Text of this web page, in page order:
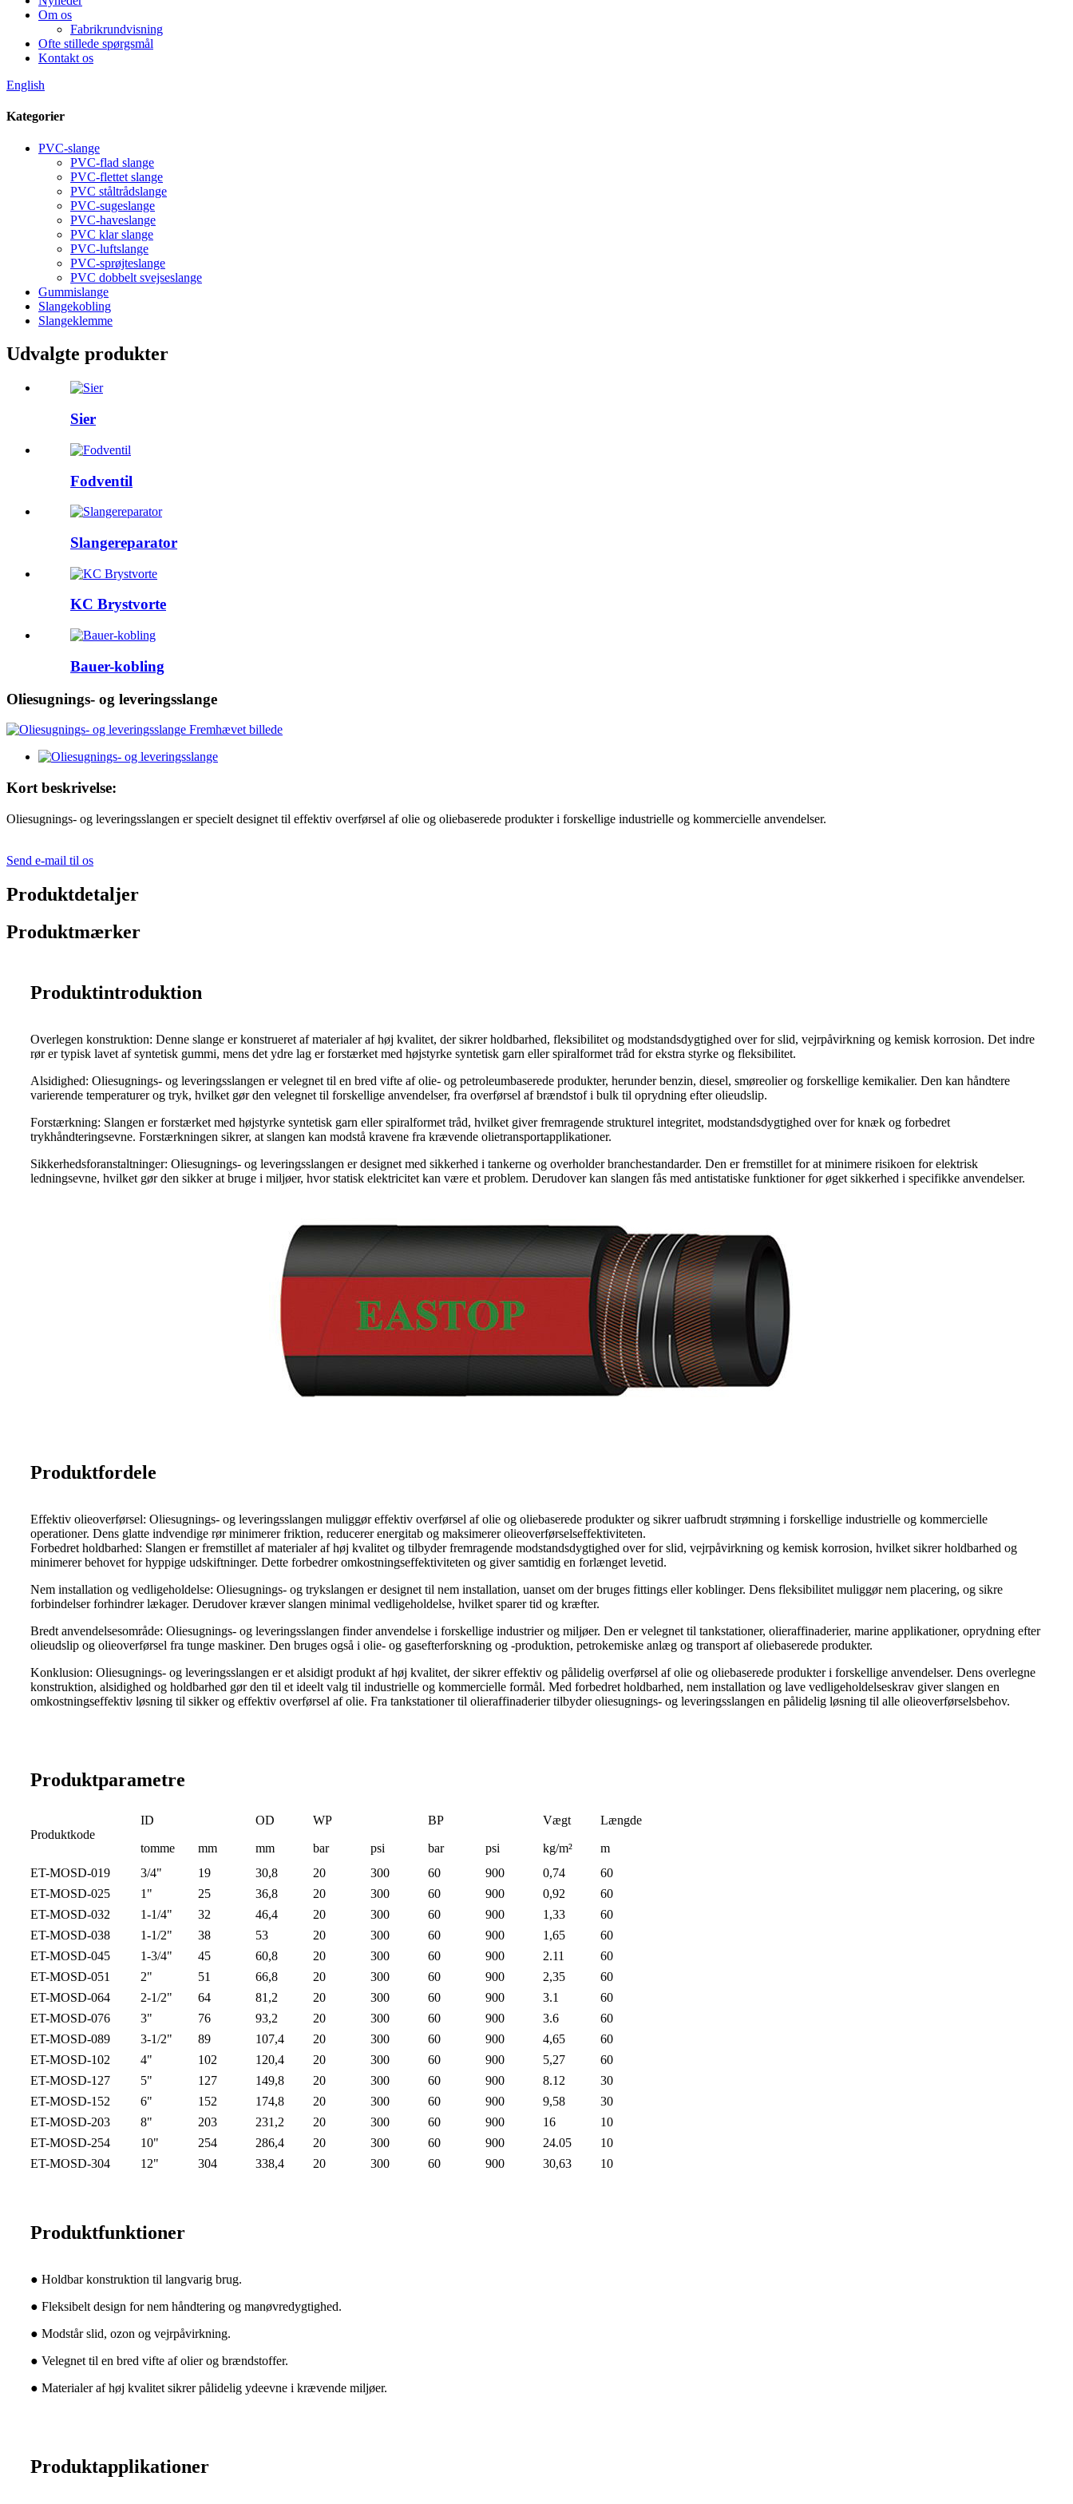
Om os
Fabrikrundvisning
Ofte stillede spørgsmål
Kontakt os
English
Kategorier
PVC-slange
PVC-flad slange
PVC-flettet slange
PVC ståltrådslange
PVC-sugeslange
PVC-haveslange
PVC klar slange
PVC-luftslange
PVC-sprøjteslange
PVC dobbelt svejseslange
Gummislange
Slangekobling
Slangeklemme
Udvalgte produkter
Sier
Fodventil
Slangereparator
KC Brystvorte
Bauer-kobling
Oliesugnings- og leveringsslange
Kort beskrivelse:
Oliesugnings- og leveringsslangen er specielt designet til effektiv overførsel af olie og oliebaserede produkter i forskellige industrielle og kommercielle anvendelser.
Send e-mail til os
Produktdetaljer
Produktmærker
Produktintroduktion
Overlegen konstruktion: Denne slange er konstrueret af materialer af høj kvalitet, der sikrer holdbarhed, fleksibilitet og modstandsdygtighed over for slid, vejrpåvirkning og kemisk korrosion. Det indre
rør er typisk lavet af syntetisk gummi, mens det ydre lag er forstærket med højstyrke syntetisk garn eller spiralformet tråd for ekstra styrke og fleksibilitet.
Alsidighed: Oliesugnings- og leveringsslangen er velegnet til en bred vifte af olie- og petroleumbaserede produkter, herunder benzin, diesel, smøreolier og forskellige kemikalier. Den kan håndtere
varierende temperaturer og tryk, hvilket gør den velegnet til forskellige anvendelser, fra overførsel af brændstof i bulk til oprydning efter olieudslip.
Forstærkning: Slangen er forstærket med højstyrke syntetisk garn eller spiralformet tråd, hvilket giver fremragende strukturel integritet, modstandsdygtighed over for knæk og forbedret
trykhåndteringsevne. Forstærkningen sikrer, at slangen kan modstå kravene fra krævende olietransportapplikationer.
Sikkerhedsforanstaltninger: Oliesugnings- og leveringsslangen er designet med sikkerhed i tankerne og overholder branchestandarder. Den er fremstillet for at minimere risikoen for elektrisk
ledningsevne, hvilket gør den sikker at bruge i miljøer, hvor statisk elektricitet kan være et problem. Derudover kan slangen fås med antistatiske funktioner for øget sikkerhed i specifikke anvendelser.
Produktfordele
Effektiv olieoverførsel: Oliesugnings- og leveringsslangen muliggør effektiv overførsel af olie og oliebaserede produkter og sikrer uafbrudt strømning i forskellige industrielle og kommercielle
operationer. Dens glatte indvendige rør minimerer friktion, reducerer energitab og maksimerer olieoverførselseffektiviteten.
Forbedret holdbarhed: Slangen er fremstillet af materialer af høj kvalitet og tilbyder fremragende modstandsdygtighed over for slid, vejrpåvirkning og kemisk korrosion, hvilket sikrer holdbarhed og
minimerer behovet for hyppige udskiftninger. Dette forbedrer omkostningseffektiviteten og giver samtidig en forlænget levetid.
Nem installation og vedligeholdelse: Oliesugnings- og trykslangen er designet til nem installation, uanset om der bruges fittings eller koblinger. Dens fleksibilitet muliggør nem placering, og sikre
forbindelser forhindrer lækager. Derudover kræver slangen minimal vedligeholdelse, hvilket sparer tid og kræfter.
Bredt anvendelsesområde: Oliesugnings- og leveringsslangen finder anvendelse i forskellige industrier og miljøer. Den er velegnet til tankstationer, olieraffinaderier, marine applikationer, oprydning efter
olieudslip og olieoverførsel fra tunge maskiner. Den bruges også i olie- og gasefterforskning og -produktion, petrokemiske anlæg og transport af oliebaserede produkter.
Konklusion: Oliesugnings- og leveringsslangen er et alsidigt produkt af høj kvalitet, der sikrer effektiv og pålidelig overførsel af olie og oliebaserede produkter i forskellige anvendelser. Dens overlegne
konstruktion, alsidighed og holdbarhed gør den til et ideelt valg til industrielle og kommercielle formål. Med forbedret holdbarhed, nem installation og lave vedligeholdelseskrav giver slangen en
omkostningseffektiv løsning til sikker og effektiv overførsel af olie. Fra tankstationer til olieraffinaderier tilbyder oliesugnings- og leveringsslangen en pålidelig løsning til alle olieoverførselsbehov.
Produktparametre
Produktkode
ID OD WP BP Vægt Længde
tomme mm mm bar psi bar psi kg/m²
m
ET-MOSD-019
3/4" 19 30,8 20 300 60 900 0,74
60
ET-MOSD-025
1" 25 36,8 20 300 60 900 0,92
60
ET-MOSD-032
1-1/4" 32 46,4 20 300 60 900 1,33
60
ET-MOSD-038
1-1/2" 38 53 20 300 60 900 1,65
60
ET-MOSD-045
1-3/4" 45 60,8 20 300 60 900 2.11
60
ET-MOSD-051
2" 51 66,8 20 300 60 900 2,35
60
ET-MOSD-064
2-1/2" 64 81,2 20 300 60 900 3.1
60
ET-MOSD-076
3" 76 93,2 20 300 60 900 3.6
60
ET-MOSD-089
3-1/2" 89 107,4 20 300 60 900 4,65
60
ET-MOSD-102
4" 102 120,4 20 300 60 900 5,27
60
ET-MOSD-127
5" 127 149,8 20 300 60 900 8.12
30
ET-MOSD-152
6" 152 174,8 20 300 60 900 9,58
30
ET-MOSD-203
8" 203 231,2 20 300 60 900 16
10
ET-MOSD-254
10" 254 286,4 20 300 60 900 24.05
10
ET-MOSD-304
12" 304 338,4 20 300 60 900 30,63 10
Produktfunktioner
● Holdbar konstruktion til langvarig brug.
● Fleksibelt design for nem håndtering og manøvredygtighed.
● Modstår slid, ozon og vejrpåvirkning.
● Velegnet til en bred vifte af olier og brændstoffer.
● Materialer af høj kvalitet sikrer pålidelig ydeevne i krævende miljøer.
Produktapplikationer